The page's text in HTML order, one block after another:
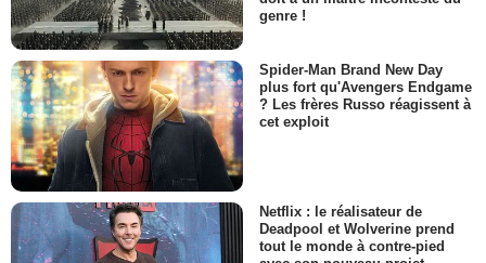
genre !
Spider-Man Brand New Day
plus fort qu'Avengers Endgame
? Les frères Russo réagissent à
cet exploit
Netflix : le réalisateur de
Deadpool et Wolverine prend
tout le monde à contre-pied